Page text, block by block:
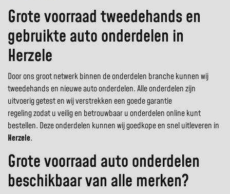
Grote voorraad tweedehands en
gebruikte auto onderdelen in
Herzele
Door ons groot netwerk binnen de onderdelen branche kunnen wij
tweedehands en nieuwe auto onderdelen. Alle onderdelen zijn
uitvoerig getest en wij verstrekken een goede garantie
regeling zodat u veilig en betrouwbaar u onderdelen online kunt
bestellen. Deze onderdelen kunnen wij goedkope en snel uitleveren in
Herzele.
Grote voorraad auto onderdelen
beschikbaar van alle merken?